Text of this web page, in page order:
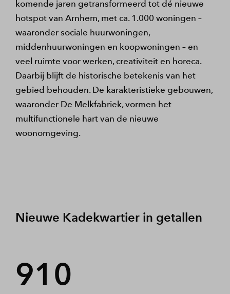
komende jaren getransformeerd tot dé nieuwe
hotspot van Arnhem, met ca. 1.000 woningen –
waaronder sociale huurwoningen,
middenhuurwoningen en koopwoningen – en
veel ruimte voor werken, creativiteit en horeca.
Daarbij blijft de historische betekenis van het
gebied behouden. De karakteristieke gebouwen,
waaronder De Melkfabriek, vormen het
multifunctionele hart van de nieuwe
woonomgeving.
Nieuwe Kadekwartier in getallen
910